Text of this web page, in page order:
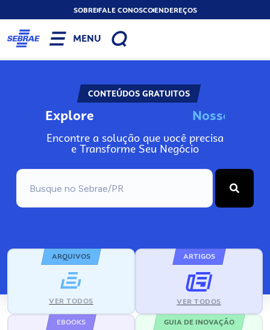
SOBREFALE CONOSCOENDEREÇOS
MENU
CONTEÚDOS GRATUITOS
Explore No
Encontre a solução que você precisa
e Transforme Seu Negócio
ARQUIVOS
VER TODOS
ARTIGOS
VER TODOS
EBOOKS GUIA DE INOVAÇÃO